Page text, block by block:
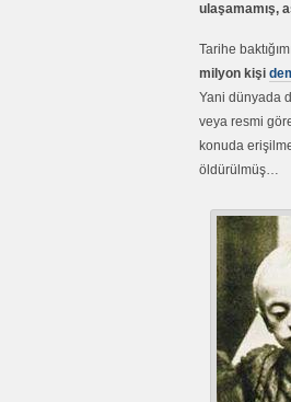
ulaşamamış,
Tarihe
milyon kişi
Yani dünyada
veya resmi
konuda
öldürülmüş…